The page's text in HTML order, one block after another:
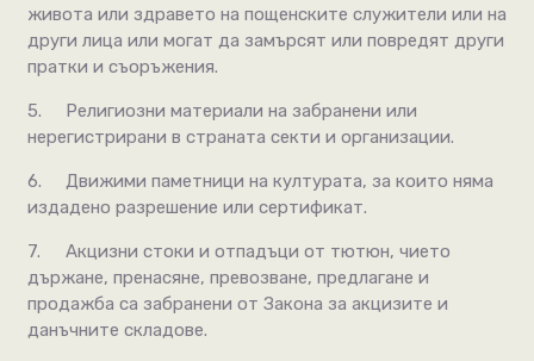
живота или здравето на пощенските служители или на
други лица или могат да замърсят или повредят други
пратки и съоръжения.
5.
Религиозни материали на забранени или
нерегистрирани в страната секти и организации.
6.
Движими паметници на културата, за които няма
издадено разрешение или сертификат.
7.
Акцизни стоки и отпадъци от тютюн, чието
държане, пренасяне, превозване, предлагане и
продажба са забранени от Закона за акцизите и
данъчните складове.